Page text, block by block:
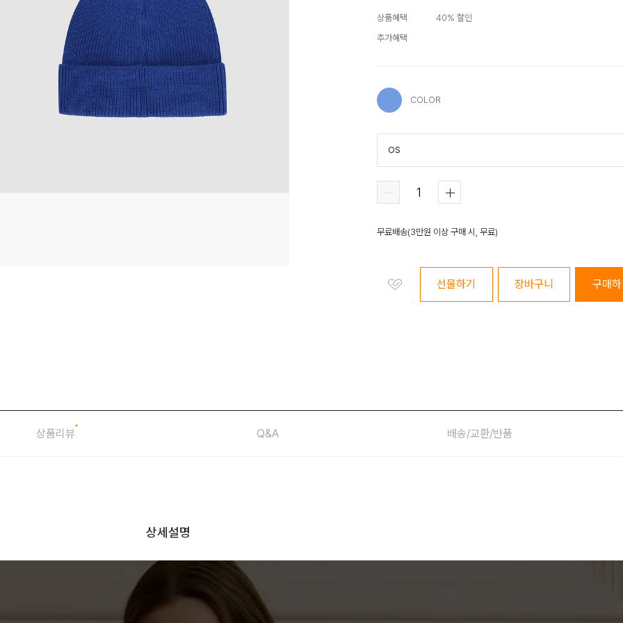
상품혜택 40% 할인
추가혜택
COLOR
COLOR
OS
무료배송(3만원 이상 구매 시, 무료)
선물하기 장바구니 구매
상품리뷰 Q&A 배송/교환/반품
상세설명